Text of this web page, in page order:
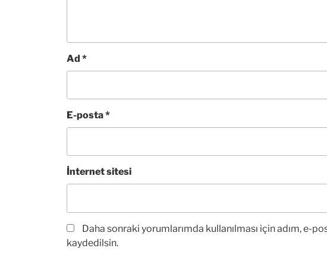
Ad *
E-posta*
İnternet sitesi
Daha sonraki yorumlarımda kullanılması için adım, e-
kaydedilsin.